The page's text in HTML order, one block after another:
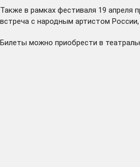
Также в рамках фестиваля 19 апреля
встреча с народным артистом
Билеты можно приобрести в